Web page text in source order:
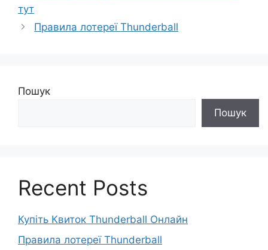
тут
Правила лотереї Thunderball
Пошук
Пошук
Recent Posts
Купіть Квиток Thunderball Онлайн
Правила лотереї Thunderball